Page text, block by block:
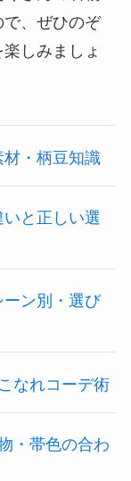
、ぜひのぞ
しみましょ
・柄豆知識
と正しい選
ン別・選び
なれコーデ術
・帯色の合わ